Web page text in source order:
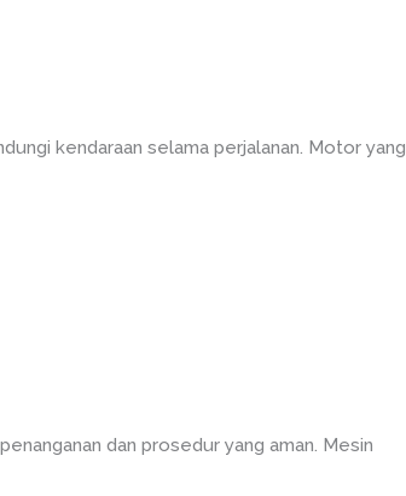
kendaraan selama perjalanan. Motor yang
dan prosedur yang aman. Mesin